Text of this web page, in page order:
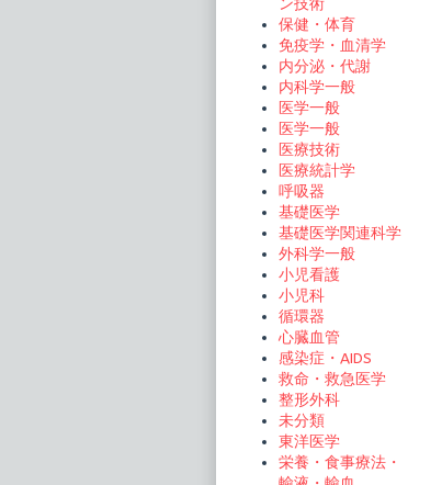
ン技術
保健・体育
免疫学・血清学
内分泌・代謝
内科学一般
医学一般
医学一般
医療技術
医療統計学
呼吸器
基礎医学
基礎医学関連科学
外科学一般
小児看護
小児科
循環器
心臓血管
感染症・AIDS
救命・救急医学
整形外科
未分類
東洋医学
栄養・食事療法・